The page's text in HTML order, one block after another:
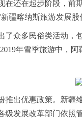
在还在起步阶段，
疆喀纳斯旅游发展
了众多民俗类活动
年雪季旅游中，
推出优惠政策。新
级发展改革部门依